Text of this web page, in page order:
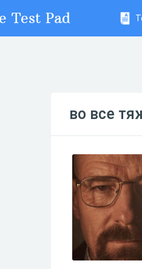
Test Pad
во все